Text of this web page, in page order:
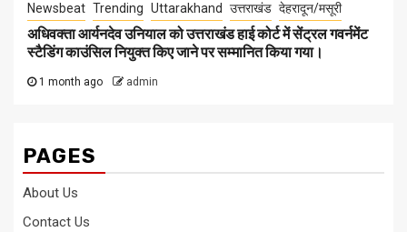
Newsbeat Trending Uttarakhand उत्तराखंड देहरादून/मसूरी
अधिवक्ता आर्यनदेव उनियाल को उत्तराखंड हाई कोर्ट में सेंट्रल गवर्नमेंट
स्टैडिंग काउंसिल नियुक्त किए जाने पर सम्मानित किया गया।
1 month ago admin
PAGES
About Us
Contact Us